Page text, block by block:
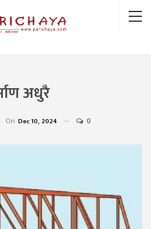
अधुरै
On Dec 10, 2024 0